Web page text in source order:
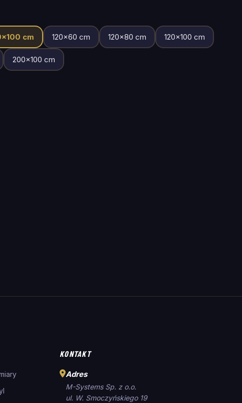
×100 cm 120×60 cm 120×80 cm 120×100 cm
200×100 cm
KONTAKT
Adres
M-Systems Sp. z o.o.
ul. W. Smoczyńskiego 19